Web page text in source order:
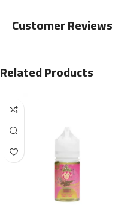
Customer Reviews
Related Products